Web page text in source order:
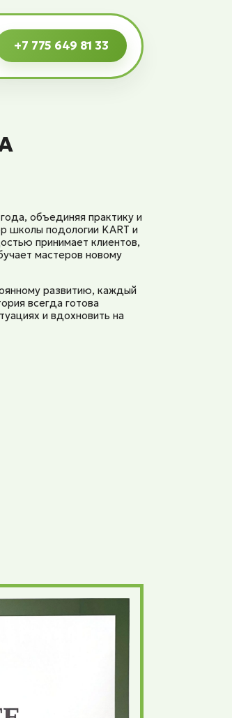
+7 775 649 81 33
объединяя практику и
школы подологии KART и
принимает клиентов,
мастеров новому
развитию, каждый
всегда готова
и вдохновить на